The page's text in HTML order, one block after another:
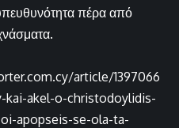
πέρα από
article/1397066
kai-akel-o-christodoylidis-
apopseis-se-ola-ta-